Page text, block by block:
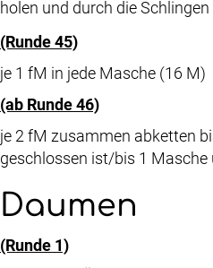
holen und durch die Schlingen
(Runde 45)
je 1 fM in jede Masche (16 M)
(ab Runde 46)
je 2 fM zusammen abketten
geschlossen ist/bis 1 Masche
Daumen
(Runde 1)